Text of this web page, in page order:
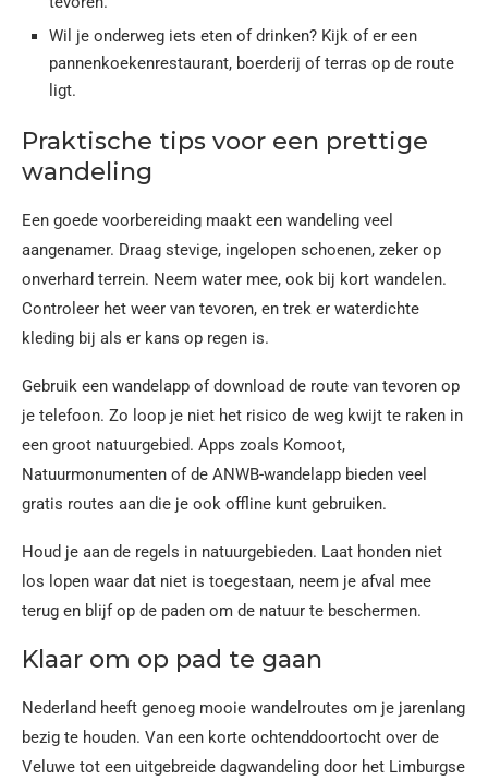
Wil je onderweg iets eten of drinken? Kijk of er een
pannenkoekenrestaurant, boerderij of terras op de route
ligt.
Praktische tips voor een prettige
wandeling
Een goede voorbereiding maakt een wandeling veel
aangenamer. Draag stevige, ingelopen schoenen, zeker op
onverhard terrein. Neem water mee, ook bij kort wandelen.
Controleer het weer van tevoren, en trek er waterdichte
kleding bij als er kans op regen is.
Gebruik een wandelapp of download de route van tevoren op
je telefoon. Zo loop je niet het risico de weg kwijt te raken in
een groot natuurgebied. Apps zoals Komoot,
Natuurmonumenten of de ANWB-wandelapp bieden veel
gratis routes aan die je ook offline kunt gebruiken.
Houd je aan de regels in natuurgebieden. Laat honden niet
los lopen waar dat niet is toegestaan, neem je afval mee
terug en blijf op de paden om de natuur te beschermen.
Klaar om op pad te gaan
Nederland heeft genoeg mooie wandelroutes om je jarenlang
bezig te houden. Van een korte ochtenddoortocht over de
Veluwe tot een uitgebreide dagwandeling door het Limburgse